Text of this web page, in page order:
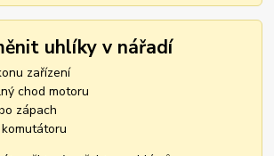
uhlíky v nářadí
zařízení
chod motoru
zápach